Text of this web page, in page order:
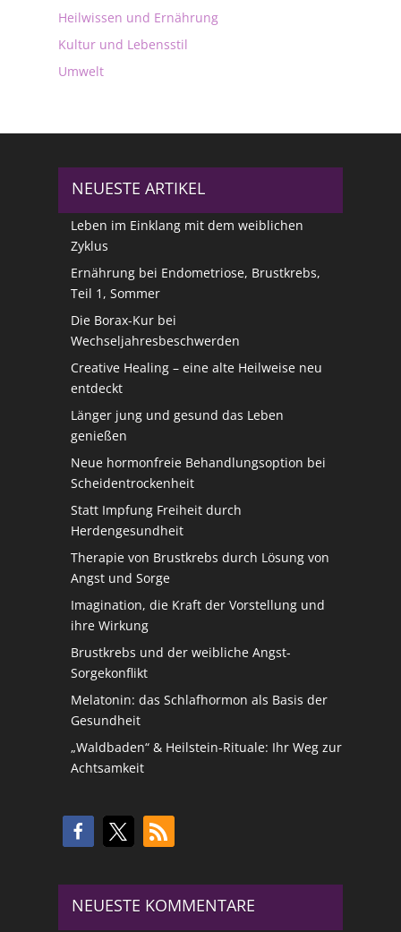
Heilwissen und Ernährung
Kultur und Lebensstil
Umwelt
NEUESTE ARTIKEL
Leben im Einklang mit dem weiblichen
Zyklus
Ernährung bei Endometriose, Brustkrebs,
Teil 1, Sommer
Die Borax-Kur bei
Wechseljahresbeschwerden
Creative Healing – eine alte Heilweise neu
entdeckt
Länger jung und gesund das Leben
genießen
Neue hormonfreie Behandlungsoption bei
Scheidentrockenheit
Statt Impfung Freiheit durch
Herdengesundheit
Therapie von Brustkrebs durch Lösung von
Angst und Sorge
Imagination, die Kraft der Vorstellung und
ihre Wirkung
Brustkrebs und der weibliche Angst-
Sorgekonflikt
Melatonin: das Schlafhormon als Basis der
Gesundheit
„Waldbaden“ & Heilstein-Rituale: Ihr Weg zur
Achtsamkeit
NEUESTE KOMMENTARE